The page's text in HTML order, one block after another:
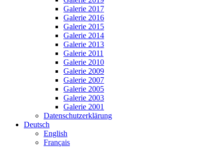
Galerie 2017
Galerie 2016
Galerie 2015
Galerie 2014
Galerie 2013
Galerie 2011
Galerie 2010
Galerie 2009
Galerie 2007
Galerie 2005
Galerie 2003
Galerie 2001
Datenschutzerklärung
Deutsch
English
Français